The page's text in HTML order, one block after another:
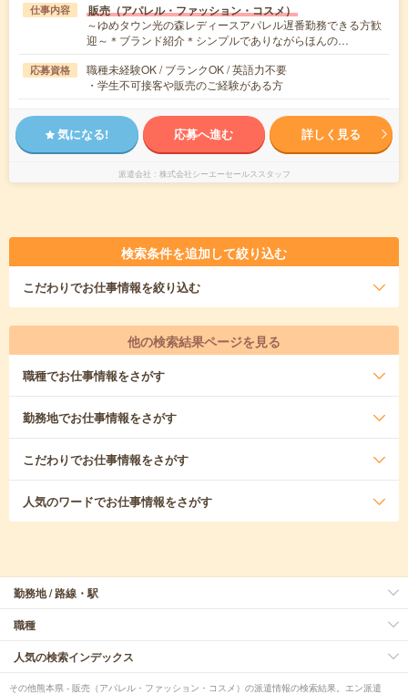
仕事内容 販売（アパレル・ファッション・コスメ）
～ゆめタウン光の森レディースアパレル遅番勤務できる方歓
迎～＊ブランド紹介＊シンプルでありながらほんの…
応募資格
職種未経験OK / ブランクOK / 英語力不要
・学生不可接客や販売のご経験がある方
気になる! 応募へ進む 詳しく見る
派遣会社 株式会社シーエーセールススタッフ
検索条件を追加して絞り込む
こだわりでお仕事情報を絞り込む
他の検索結果ページを見る
職種でお仕事情報をさがす
勤務地でお仕事情報をさがす
こだわりでお仕事情報をさがす
人気のワードでお仕事情報をさがす
勤務地 / 路線・駅
職種
人気の検索インデックス
その他熊本県 - 販売（アパレル・ファッション・コスメ）の派遣情報の検索結果。エン派遣